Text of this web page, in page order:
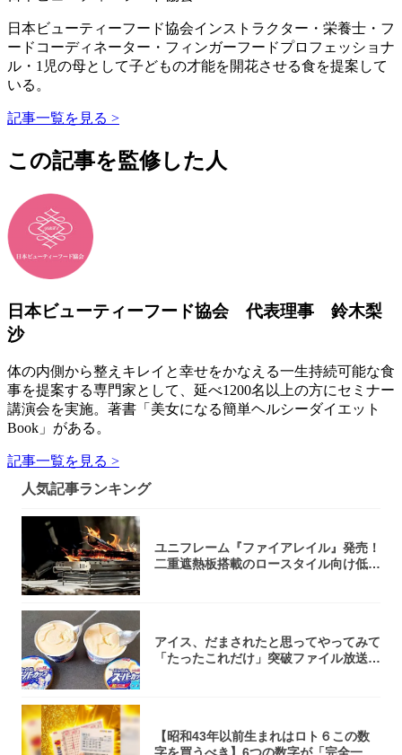
日本ビューティーフード協会インストラクター・栄養士・フ
ードコーディネーター・フィンガーフードプロフェッショナ
ル・1児の母として子どもの才能を開花させる食を提案して
いる。
記事一覧を見る >
この記事を監修した人
日本ビューティーフード協会 代表理事 鈴木梨
沙
体の内側から整えキレイと幸せをかなえる一生持続可能な食
事を提案する専門家として、延べ1200名以上の方にセミナー
講演会を実施。著書「美女になる簡単ヘルシーダイエット
Book」がある。
記事一覧を見る >
人気記事ランキング
ユニフレーム『ファイアレイル』発売！
二重遮熱板搭載のロースタイル向け低型
アイス、だまされたと思ってやってみて
「たったこれだけ」突破ファイル放送で
【昭和43年以前生まれはロト６この数